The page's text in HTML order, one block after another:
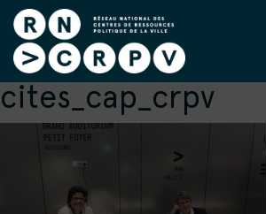
cites_cap_crpv